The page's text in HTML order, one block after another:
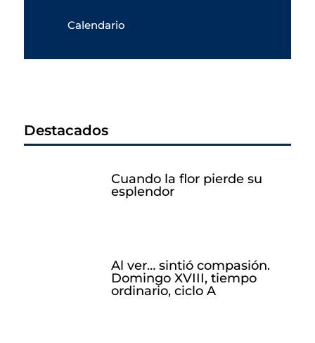
Calendario
Destacados
Cuando la flor pierde su
esplendor
Al ver… sintió compasión.
Domingo XVIII, tiempo
ordinario, ciclo A